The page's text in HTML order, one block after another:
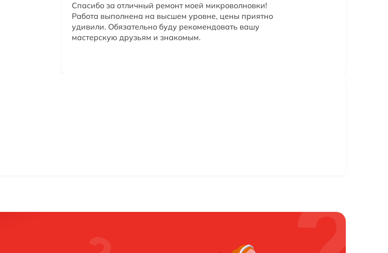
Спасибо за отличный ремонт моей микроволновки!
Работа выполнена на высшем уровне, цены приятно
удивили. Обязательно буду рекомендовать вашу
мастерскую друзьям и знакомым.